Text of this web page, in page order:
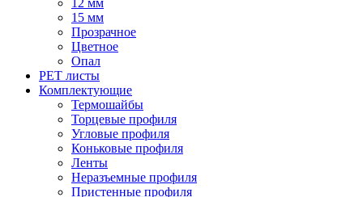
12 мм
15 мм
Прозрачное
Цветное
Опал
PET листы
Комплектующие
Термошайбы
Торцевые профиля
Угловые профиля
Коньковые профиля
Ленты
Неразъемные профиля
Пристенные профиля